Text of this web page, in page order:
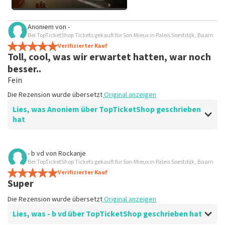
anzeigen
Anoniem von -
Bei TopTicketShop Tickets gekauft für Son Mieux in Paleis Soestdijk, Baarn
Verifizierter Kauf
Toll, cool, was wir erwartet hatten, war noch
besser..
Fein
Die Rezension wurde übersetztOriginal anzeigen
Lies, was Anoniem über TopTicketShop geschrieben
hat
Bewertung von Anoniem über
Weiterverkaufte Tickets sind zu teuer.
Ausreichend.
Die Rezension wurde übersetzt
Antwort von TopTicketShop
- b vd von Rockanje
Bei TopTicketShop Tickets gekauft für Son Mieux in Paleis Soestdijk, Baarn
Verifizierter Kauf
Super
Die Rezension wurde übersetztOriginal anzeigen
Lies, was - b vd über TopTicketShop geschrieben hat